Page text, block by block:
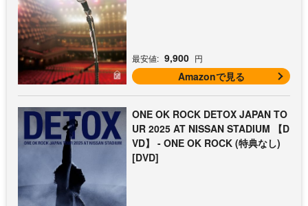
最安値: 9,900 円
Amazonで見る
ONE OK ROCK DETOX JAPAN TO
UR 2025 AT NISSAN STADIUM 【D
VD】 - ONE OK ROCK (特典なし)
[DVD]